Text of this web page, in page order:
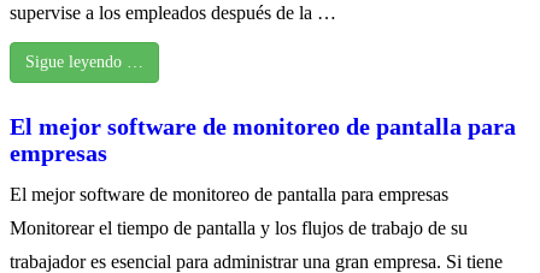
supervise a los empleados después de la …
Sigue leyendo …
El mejor software de monitoreo de pantalla para
empresas
El mejor software de monitoreo de pantalla para empresas
Monitorear el tiempo de pantalla y los flujos de trabajo de su
trabajador es esencial para administrar una gran empresa. Si tiene